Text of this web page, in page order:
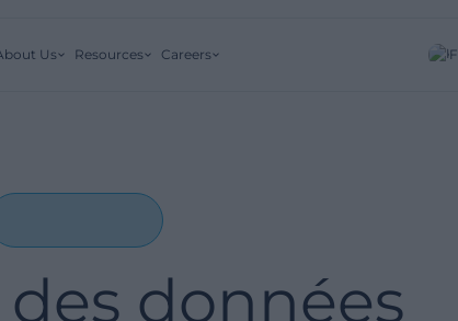
Us Resources Careers
données